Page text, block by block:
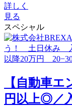
詳しく
見る
スペシャル
【自動車
円以上◎／